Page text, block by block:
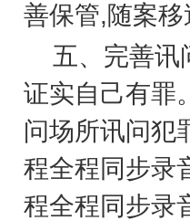
善保管,随案
五、完善讯
证实自己有罪
问场所讯问犯
程全程同步录
程全程同步录